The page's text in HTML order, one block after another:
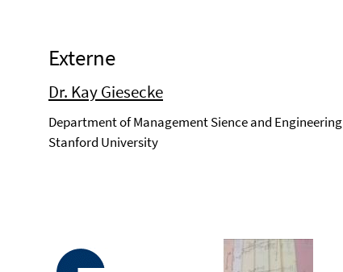
Externe
Dr. Kay Giesecke
Department of Management Sience and Engineering
Stanford University